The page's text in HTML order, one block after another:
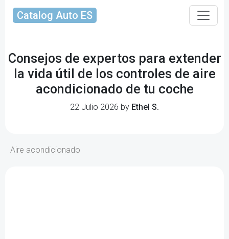
Catalog Auto ES
Consejos de expertos para extender
la vida útil de los controles de aire
acondicionado de tu coche
22 Julio 2026 by Ethel S.
Aire acondicionado